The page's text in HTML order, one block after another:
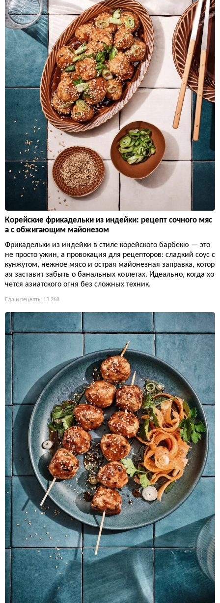
Корейские фрикадельки из индейки: рецепт сочного мяс
а с обжигающим майонезом
Фрикадельки из индейки в стиле корейского барбекю — это
не просто ужин, а провокация для рецепторов: сладкий соус с
кунжутом, нежное мясо и острая майонезная заправка, котор
ая заставит забыть о банальных котлетах. Идеально, когда хо
чется азиатского огня без сложных техник.
Еда и рецепты 13 268